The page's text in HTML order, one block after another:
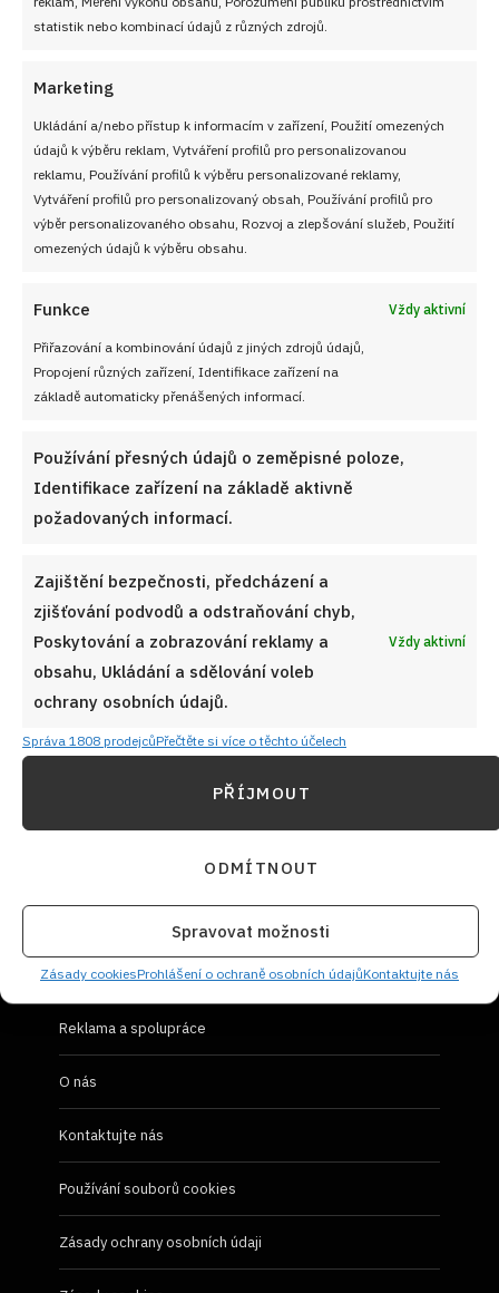
statistik nebo kombinací údajů z různých zdrojů.
Marketing
Ukládání a/nebo přístup k informacím v zařízení, Použití omezených
údajů k výběru reklam, Vytváření profilů pro personalizovanou
reklamu, Používání profilů k výběru personalizované reklamy,
Vytváření profilů pro personalizovaný obsah, Používání profilů pro
výběr personalizovaného obsahu, Rozvoj a zlepšování služeb, Použití
omezených údajů k výběru obsahu.
Funkce Vždy aktivní
Přiřazování a kombinování údajů z jiných zdrojů údajů,
Propojení různých zařízení, Identifikace zařízení na
základě automaticky přenášených informací.
Používání přesných údajů o zeměpisné poloze,
Identifikace zařízení na základě aktivně
požadovaných informací.
Zajištění bezpečnosti, předcházení a
zjišťování podvodů a odstraňování chyb,
Poskytování a zobrazování reklamy a
obsahu, Ukládání a sdělování voleb
ochrany osobních údajů.
Vždy aktivní
Správa 1808 prodejcůPřečtěte si více o těchto účelech
PŘÍJMOUT
ODMÍTNOUT
Spravovat možnosti
Zásady cookiesProhlášení o ochraně osobních údajůKontaktujte nás
Sledujte nás!
NEZMEŠKEJTE ŽÁDNÝ RECEPT!
Pro odběr nových receptů zadejte Vaši e-mailovou
UŽITEČNÉ ODKAZY
Redakce Cooky.cz
Reklama a spolupráce
O nás
Kontaktujte nás
Používání souborů cookies
Zásady ochrany osobních údaji